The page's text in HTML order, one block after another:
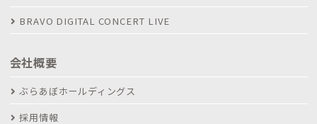
BRAVO DIGITAL CONCERT LIVE
会社概要
ぶらあぼホールディングス
採用情報